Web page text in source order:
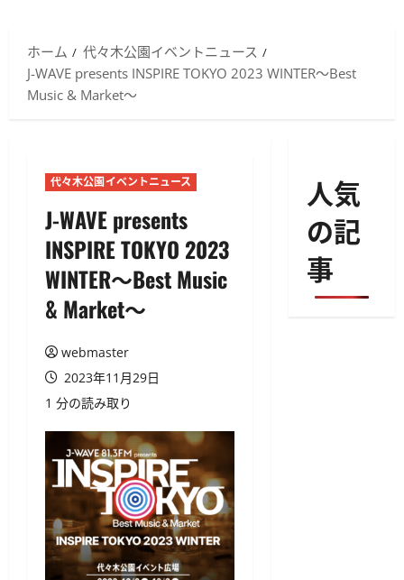
ホーム
代々木公園イベントニュース
J-WAVE presents INSPIRE TOKYO 2023 WINTER～Best
Music & Market～
代々木公園イベントニュース
J-WAVE presents
INSPIRE TOKYO 2023
WINTER～Best Music
& Market～
webmaster
2023年11月29日
1 分の読み取り
人気
の記
事